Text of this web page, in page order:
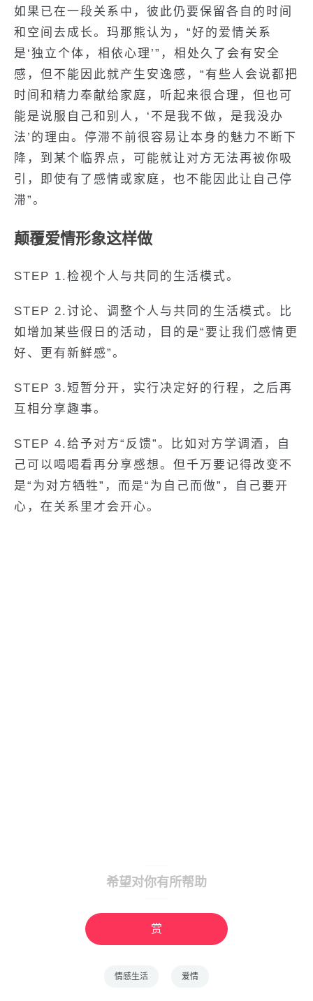
如果已在一段关系中，彼此仍要保留各自的时间
和空间去成长。玛那熊认为，“好的爱情关系
是‘独立个体，相依心理’”，相处久了会有安全
感，但不能因此就产生安逸感，“有些人会说都把
时间和精力奉献给家庭，听起来很合理，但也可
能是说服自己和别人，‘不是我不做，是我没办
法’的理由。停滞不前很容易让本身的魅力不断下
降，到某个临界点，可能就让对方无法再被你吸
引，即使有了感情或家庭，也不能因此让自己停
滞”。
颠覆爱情形象这样做
STEP 1.检视个人与共同的生活模式。
STEP 2.讨论、调整个人与共同的生活模式。比
如增加某些假日的活动，目的是“要让我们感情更
好、更有新鲜感”。
STEP 3.短暂分开，实行决定好的行程，之后再
互相分享趣事。
STEP 4.给予对方“反馈”。比如对方学调酒，自
己可以喝喝看再分享感想。但千万要记得改变不
是“为对方牺牲”，而是“为自己而做”，自己要开
心，在关系里才会开心。
希望对你有所帮助
赏
情感生活 爱情